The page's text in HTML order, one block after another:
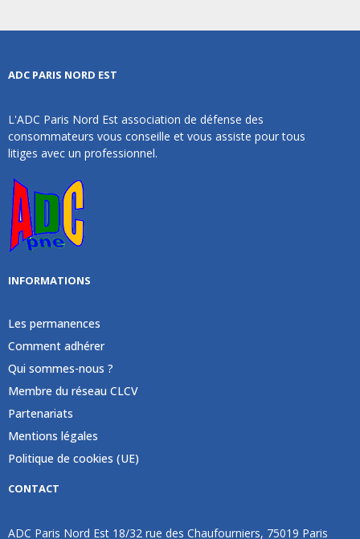
ADC PARIS NORD EST
L'ADC Paris Nord Est association de défense des
consommateurs vous conseille et vous assiste pour tous
litiges avec un professionnel.
INFORMATIONS
Les permanences
Comment adhérer
Qui sommes-nous ?
Membre du réseau CLCV
Partenariats
Mentions légales
Politique de cookies (UE)
CONTACT
ADC Paris Nord Est 18/32 rue des Chaufourniers, 75019 Paris